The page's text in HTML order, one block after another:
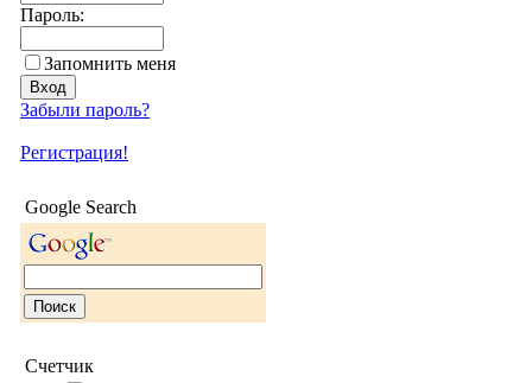
Пароль:
Запомнить меня
Забыли пароль?
Регистрация!
Google Search
Счетчик